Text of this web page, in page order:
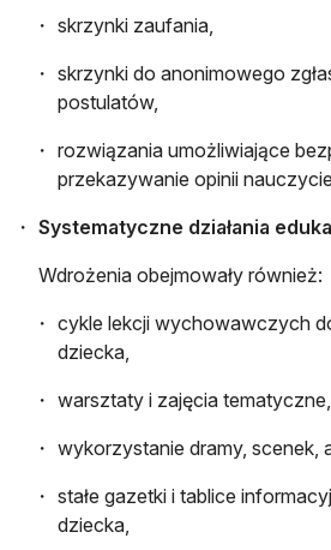
skrzynki zaufania,
skrzynki do anonimowego
postulatów,
rozwiązania umożliwiające
przekazywanie opinii
Systematyczne działania
Wdrożenia obejmowały również:
cykle lekcji wychowawczych
dziecka,
warsztaty i zajęcia
wykorzystanie dramy, scenek,
stałe gazetki i tablice
dziecka,